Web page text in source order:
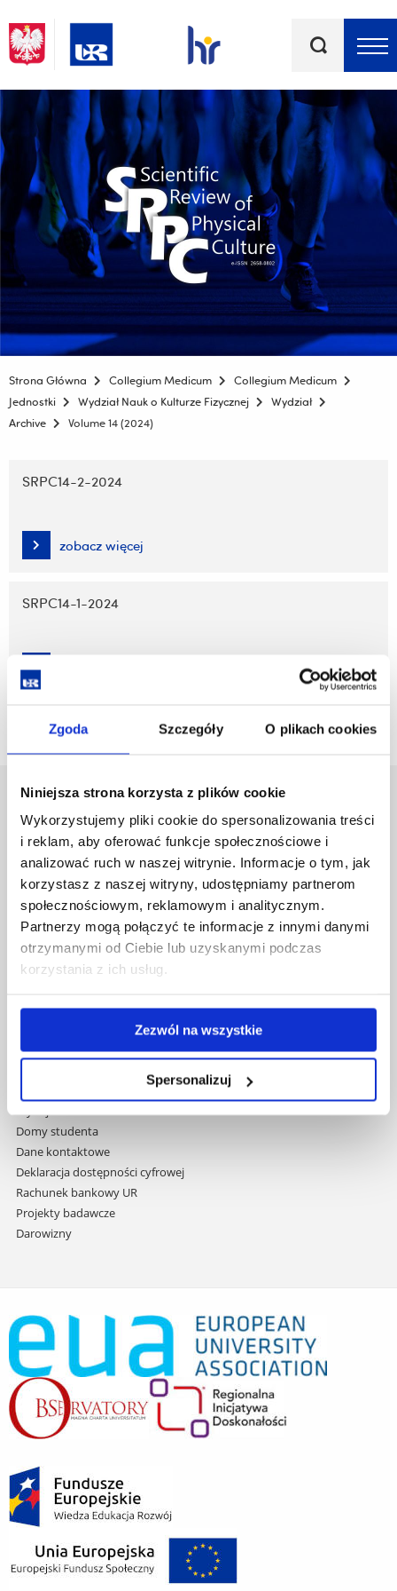
Zgoda Szczegóły O plikach cookies
Niniejsza strona korzysta z plików cookie
Wykorzystujemy pliki cookie do spersonalizowania treści
i reklam, aby oferować funkcje społecznościowe i
analizować ruch w naszej witrynie. Informacje o tym, jak
korzystasz z naszej witryny, udostępniamy partnerom
społecznościowym, reklamowym i analitycznym.
Partnerzy mogą połączyć te informacje z innymi danymi
otrzymanymi od Ciebie lub uzyskanymi podczas
korzystania z ich usług.
Zezwól na wszystkie
Spersonalizuj
kluczowe
Menu - górna belka
Strona Główna Collegium Medicum
Collegium Medicum
Jednostki
Wydział Nauk o Kulturze Fizycznej
Wydział
Archive
Volume 14 (2024)
nawigację
treści
SRPC14-2-2024
zobacz więcej
SRPC14-1-2024
Uniwersytet Rzeszowski
Al. Tadeusza Rejtana 16C
35-959 Rzeszów
Pomiń
nawigację
przejdź
do
Polityka prywatności
Mapa serwisu
Biblioteka
Wydawnictwo
Covid info
Praca na UR
Fundusze strukturalne
Projekty realizowane z KPO
Domy studenta
Dane kontaktowe
Deklaracja dostępności cyfrowej
Rachunek bankowy UR
Projekty badawcze
Darowizny